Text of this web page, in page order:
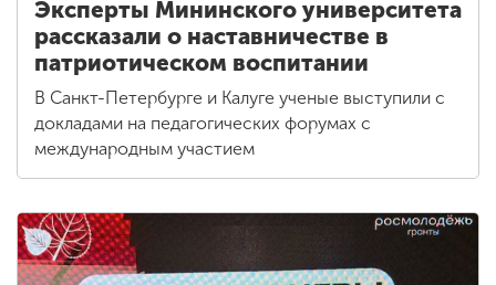
Эксперты Мининского университета
рассказали о наставничестве в
патриотическом воспитании
В Санкт-Петербурге и Калуге ученые выступили с
докладами на педагогических форумах с
международным участием